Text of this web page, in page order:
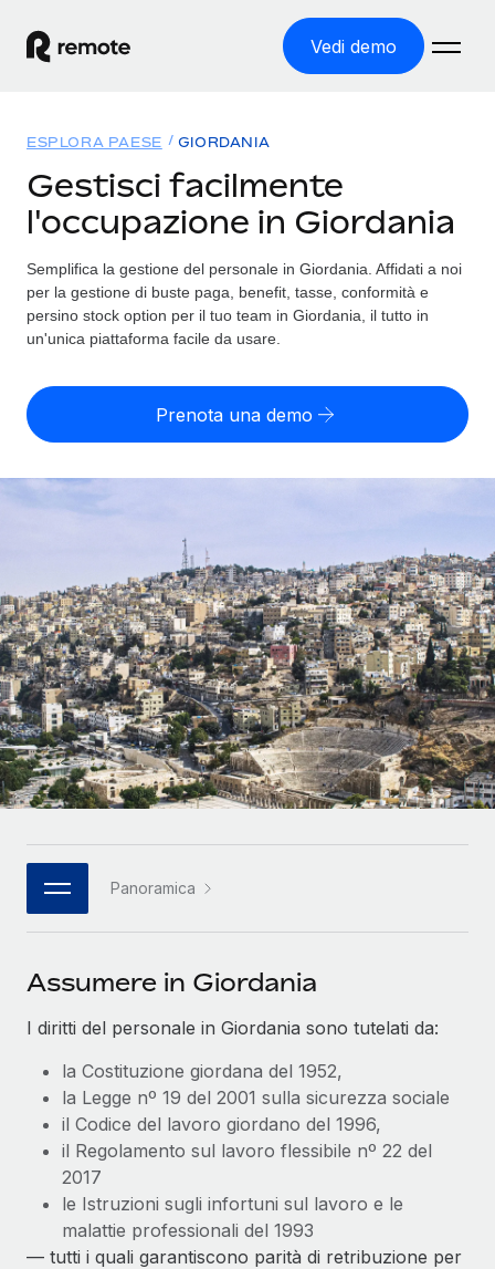
Vedi demo
ASSUMI NEL MONDO
Global Payroll
Gestisci il payroll a norma, in tutta semplicità
Employer of Record
Contractor Management
Chiedi a un esperto
Affidati agli esperti per la gestione HR e la
compliance globale
Soluzioni
COPERTURA GLOBALE
Ricerca paesi
Trova i servizi di supporto all’impiego per ogni Paese
Confronta Remote
Scopri come ci confrontiamo con gli altri
DIVENTA NOSTRO PARTNER
Integra l'HR globale nella tua piattaforma in modo
flessibile
CASE STUDIES
Tariffe
English
Nederlands
Deutsch
Español
Italiano
Português (Portugal)
日本語
한국어
中文（简体）
Login
ESPLORA PAESE GIORDANIA
Gestisci facilmente
l'occupazione in Giordania
Semplifica la gestione del personale in Giordania. Affidati a noi
per la gestione di buste paga, benefit, tasse, conformità e
persino stock option per il tuo team in Giordania, il tutto in
un'unica piattaforma facile da usare.
Prenota una demo
Panoramica
Assumere in Giordania
I diritti del personale in Giordania sono tutelati da:
la Costituzione giordana del 1952,
la Legge nº 19 del 2001 sulla sicurezza sociale
il Codice del lavoro giordano del 1996,
il Regolamento sul lavoro flessibile nº 22 del
2017
le Istruzioni sugli infortuni sul lavoro e le
malattie professionali del 1993
— tutti i quali garantiscono parità di retribuzione per